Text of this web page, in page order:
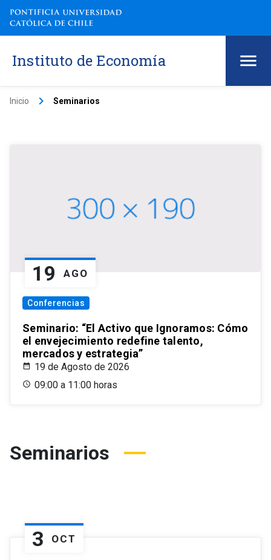
Instituto de Economía
Inicio keyboard_arrow_right Seminarios
19 AGO
Conferencias
Seminario: “El Activo que Ignoramos: Cómo
el envejecimiento redefine talento,
mercados y estrategia”
19 de Agosto de 2026
09:00 a 11:00 horas
Seminarios
3 OCT